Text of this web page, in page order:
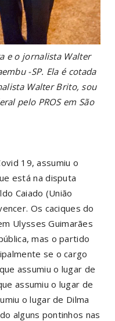
e o jornalista Walter
-SP. Ela é cotada
Walter Brito, sou
pelo PROS em São
19, assumiu o
está na disputa
Caiado (União
Os caciques do
Ulysses Guimarães
mas o partido
se o cargo
assumiu o lugar de
assumiu o lugar de
o lugar de Dilma
alguns pontinhos nas